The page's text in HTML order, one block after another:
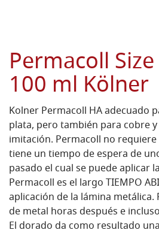
Permacoll Size
100 ml Kölner
Kolner Permacoll HA adecuado
plata, pero también para cobre
imitación. Permacoll no
tiene un tiempo de espera de
pasado el cual se puede aplicar
Permacoll es el largo TIEMPO
aplicación de la lámina metálica.
de metal horas después e
El dorado da como resultado